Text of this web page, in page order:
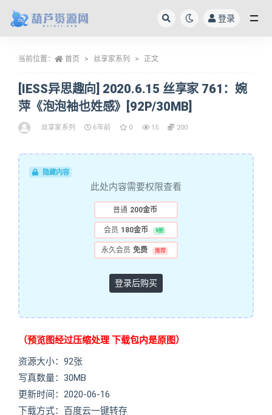
登录
当前位置： 首页 丝享家系列 正文
[IESS异思趣向] 2020.6.15 丝享家 761：婉
萍《泡泡袖也姓感》[92P/30MB]
丝享家系列 6年前 0 15 200
隐藏内容
此处内容需要权限查看
普通 200金币
会员 180金币 9折
永久会员 免费 推荐
登录后购买
（预览图经过压缩处理 下载包内是原图）
资源大小：92张
写真数量：30MB
更新时间：2020-06-16
下载方式：百度云一键转存